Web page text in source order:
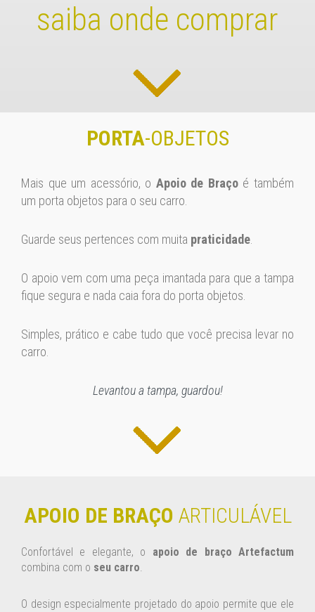
saiba onde comprar
PORTA-OBJETOS
Mais que um acessório, o Apoio de Braçoé também
um porta objetos para o seu carro.
Guarde seus pertences com muita praticidade
O apoio vem com uma peça imantada para que a tampa
fique segura e nada caia fora do porta objetos.
Simples, prático e cabe tudo que você precisa levar no
carro.
Levantou a tampa, guardou!
APOIO DE BRAÇO ARTICULÁVEL
Confortável e elegante, o apoio de braço Artefactum
combina com o seu carro.
O design especialmente projetado do apoio permite que ele